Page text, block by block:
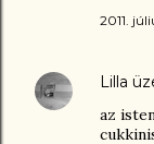
2011.
Lilla
az